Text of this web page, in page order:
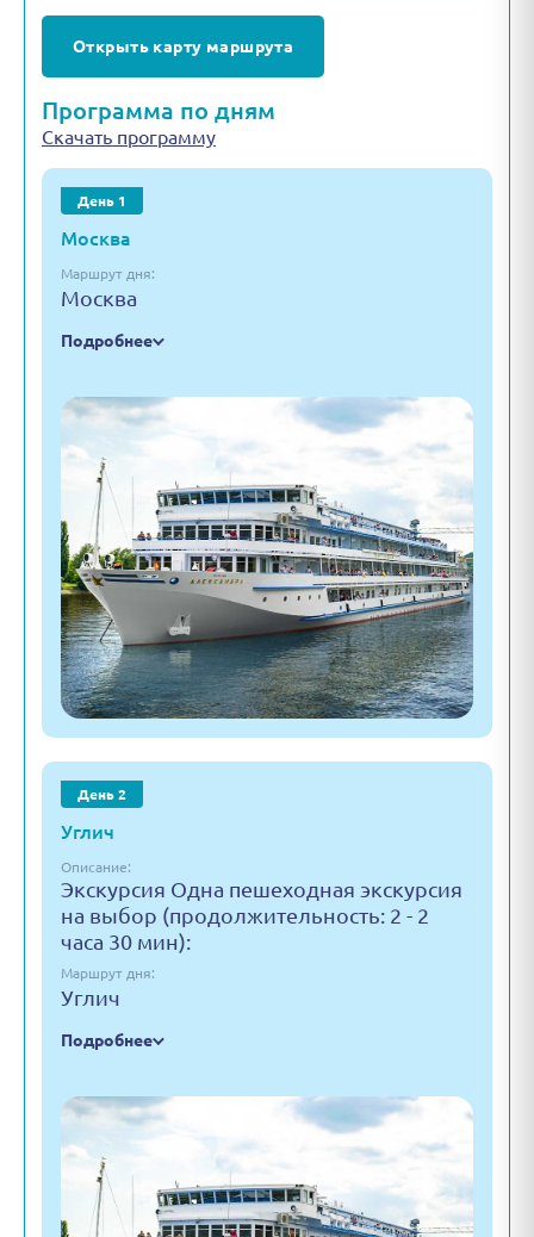
Открыть карту маршрута
Программа по дням
Скачать программу
День 1
Москва
Маршрут дня:
Москва
Подробнее
День 2
Углич
Описание:
Экскурсия Одна пешеходная экскурсия
на выбор (продолжительность: 2 - 2
часа 30 мин):
Маршрут дня:
Углич
Подробнее